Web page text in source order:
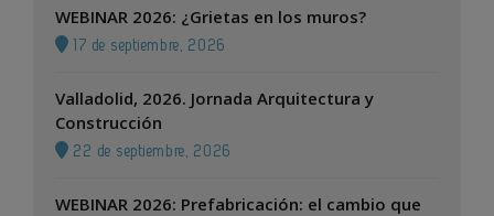
WEBINAR 2026: ¿Grietas en los muros?
17 de septiembre, 2026
Valladolid, 2026. Jornada Arquitectura y
Construcción
22 de septiembre, 2026
WEBINAR 2026: Prefabricación: el cambio que